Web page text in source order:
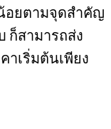
อยตามจุดสำคัญ
ก็สามารถส่ง
เริ่มต้นเพียง